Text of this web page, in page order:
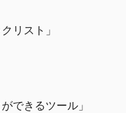
リスト」
できるツール」